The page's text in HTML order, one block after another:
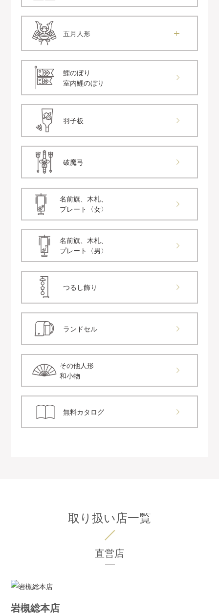
五月人形
鯉のぼり
室内鯉のぼり
羽子板
破魔弓
名前旗、木札、
プレート〈女〉
名前旗、木札、
プレート〈男〉
つるし飾り
ランドセル
その他人形
和小物
無料カタログ
取り扱い店一覧
直営店
岩槻総本店